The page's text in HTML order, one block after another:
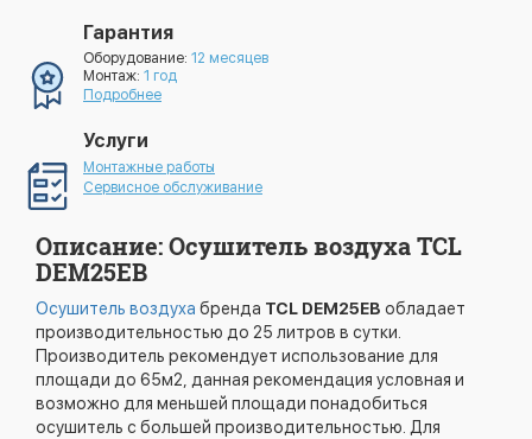
Гарантия
Оборудование: 12 месяцев
Монтаж: 1 год
Подробнее
Услуги
Монтажные работы
Сервисное обслуживание
Описание: Осушитель воздуха TCL
DEM25EB
Осушитель воздуха бренда TCL DEM25EB обладает
производительностью до 25 литров в сутки.
Производитель рекомендует использование для
площади до 65м2, данная рекомендация условная и
возможно для меньшей площади понадобиться
осушитель с большей производительностью. Для